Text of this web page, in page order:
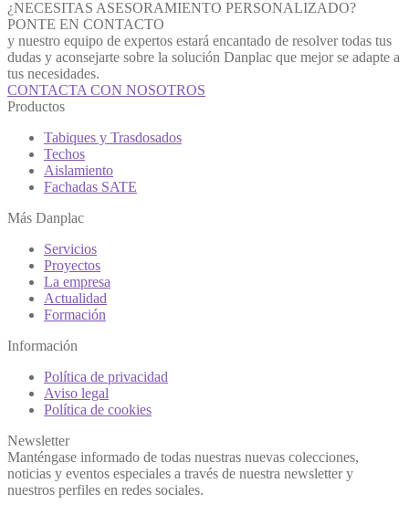
¿NECESITAS ASESORAMIENTO PERSONALIZADO?
PONTE EN CONTACTO
y nuestro equipo de expertos estará encantado de resolver todas tus
dudas y aconsejarte sobre la solución Danplac que mejor se adapte a
tus necesidades.
CONTACTA CON NOSOTROS
Productos
Tabiques y Trasdosados
Techos
Aislamiento
Fachadas SATE
Más Danplac
Servicios
Proyectos
La empresa
Actualidad
Formación
Información
Política de privacidad
Aviso legal
Política de cookies
Newsletter
Manténgase informado de todas nuestras nuevas colecciones,
noticias y eventos especiales a través de nuestra newsletter y
nuestros perfiles en redes sociales.